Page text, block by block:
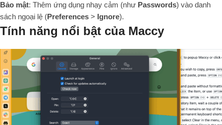
Bảo mật: Thêm ứng dụng nhạy cảm (như Passwords) vào danh
sách ngoại lệ (Preferences > Ignore).
Tính năng nổi bật của Maccy